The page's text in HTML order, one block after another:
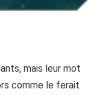
mais leur mot
comme le ferait